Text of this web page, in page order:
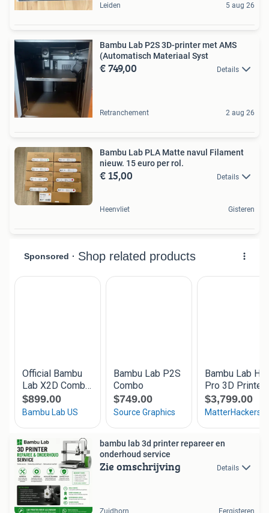
Leiden 5 aug 26
Bambu Lab P2S 3D-printer met AMS
(Automatisch Materiaal Syst
€ 749,00 Details
Retranchement 2 aug 26
Bambu Lab PLA Matte navul Filament
nieuw. 15 euro per rol.
€ 15,00 Details
Heenvliet Gisteren
bambu lab 3d printer repareer en
onderhoud service
Zie omschrijving Details
Zuidhorn Eergisteren